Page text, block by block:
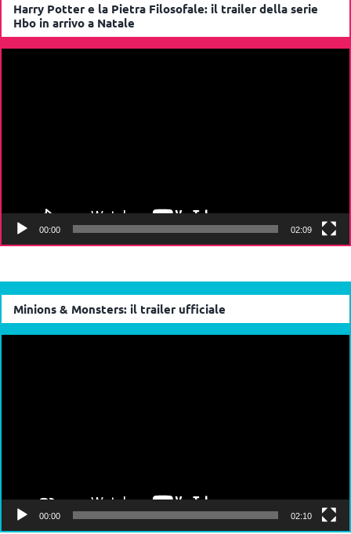
Harry Potter e la Pietra Filosofale: il trailer della serie
Hbo in arrivo a Natale
00:00 02:09
Minions & Monsters: il trailer ufficiale
00:00 02:10